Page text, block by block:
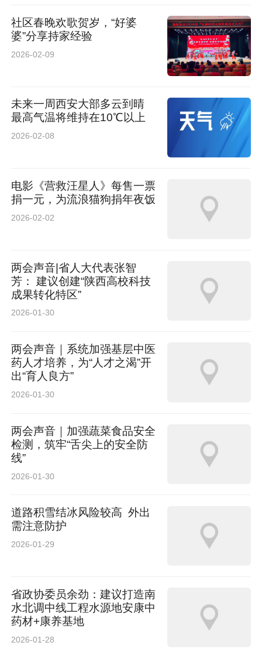
社区春晚欢歌贺岁，“好婆
婆”分享持家经验
2026-02-09
未来一周西安大部多云到晴
最高气温将维持在10℃以上
2026-02-08
电影《营救汪星人》每售一票
捐一元，为流浪猫狗捐年夜饭
2026-02-02
两会声音|省人大代表张智
芳： 建议创建“陕西高校科技
成果转化特区”
2026-01-30
两会声音｜系统加强基层中医
药人才培养，为“人才之渴”开
出“育人良方”
2026-01-30
两会声音｜加强蔬菜食品安全
检测，筑牢“舌尖上的安全防
线”
2026-01-30
道路积雪结冰风险较高 外出
需注意防护
2026-01-29
省政协委员余劲：建议打造南
水北调中线工程水源地安康中
药材+康养基地
2026-01-28